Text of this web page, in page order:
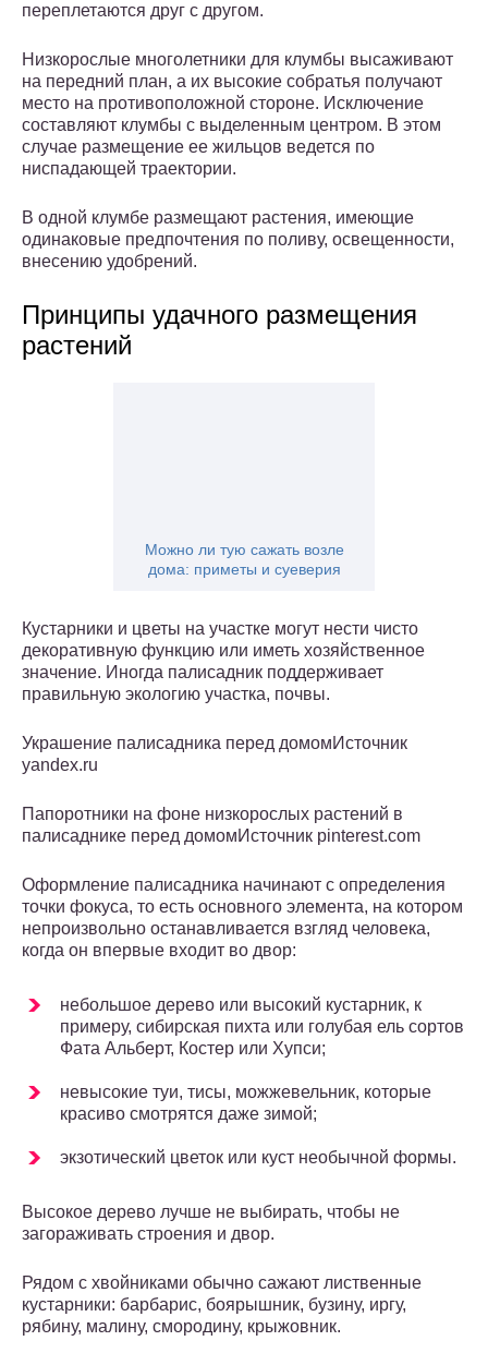
переплетаются друг с другом.
Низкорослые многолетники для клумбы высаживают
на передний план, а их высокие собратья получают
место на противоположной стороне. Исключение
составляют клумбы с выделенным центром. В этом
случае размещение ее жильцов ведется по
ниспадающей траектории.
В одной клумбе размещают растения, имеющие
одинаковые предпочтения по поливу, освещенности,
внесению удобрений.
Принципы удачного размещения
растений
Можно ли тую сажать возле
дома: приметы и суеверия
Кустарники и цветы на участке могут нести чисто
декоративную функцию или иметь хозяйственное
значение. Иногда палисадник поддерживает
правильную экологию участка, почвы.
Украшение палисадника перед домомИсточник
yandex.ru
Папоротники на фоне низкорослых растений в
палисаднике перед домомИсточник pinterest.com
Оформление палисадника начинают с определения
точки фокуса, то есть основного элемента, на котором
непроизвольно останавливается взгляд человека,
когда он впервые входит во двор:
небольшое дерево или высокий кустарник, к
примеру, сибирская пихта или голубая ель сортов
Фата Альберт, Костер или Хупси;
невысокие туи, тисы, можжевельник, которые
красиво смотрятся даже зимой;
экзотический цветок или куст необычной формы.
Высокое дерево лучше не выбирать, чтобы не
загораживать строения и двор.
Рядом с хвойниками обычно сажают лиственные
кустарники: барбарис, боярышник, бузину, иргу,
рябину, малину, смородину, крыжовник.